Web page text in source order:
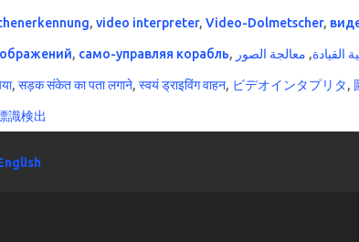
,video interpreter,Video-Dolmetscher,
, само-управляя корабль, القيادة, معالجة الصور
,सड़क संकेत का पता लगाने,स्वयं ड्राइविंग वाहन, ビデオインタプリタ,
識検出